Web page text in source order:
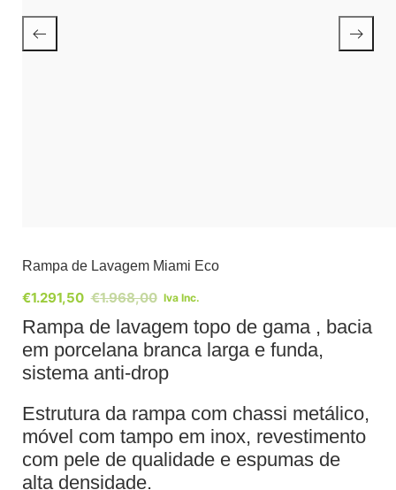
Rampa de Lavagem Miami Eco
€1.968,00
€1.291,50 Iva Inc.
Rampa de lavagem topo de gama , bacia
em porcelana branca larga e funda,
sistema anti-drop
Estrutura da rampa com chassi metálico,
móvel com tampo em inox, revestimento
com pele de qualidade e espumas de
alta densidade.